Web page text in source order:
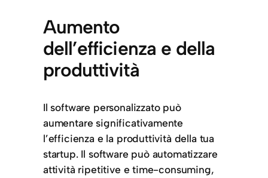
Aumento
dell’efficienza e della
produttività
Il software personalizzato può
aumentare significativamente
l’efficienza e la produttività della tua
startup. Il software può automatizzare
attività ripetitive e time-consuming,